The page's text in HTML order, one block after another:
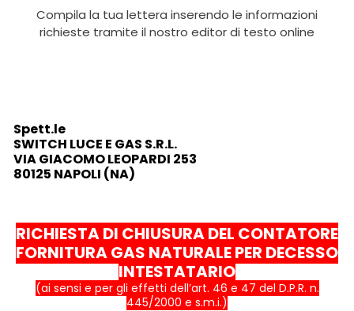
Compila la tua lettera inserendo le informazioni
richieste tramite il nostro editor di testo online
Spett.le
SWITCH LUCE E GAS S.R.L.
VIA GIACOMO LEOPARDI 253
80125 NAPOLI (NA)
RICHIESTA DI CHIUSURA DEL CONTATORE
FORNITURA GAS NATURALEPER DECESSO
INTESTATARIO
(ai sensi e per gli effetti dell’art. 46 e 47 del D.P.R. n.
445/2000 e s.m.i.)